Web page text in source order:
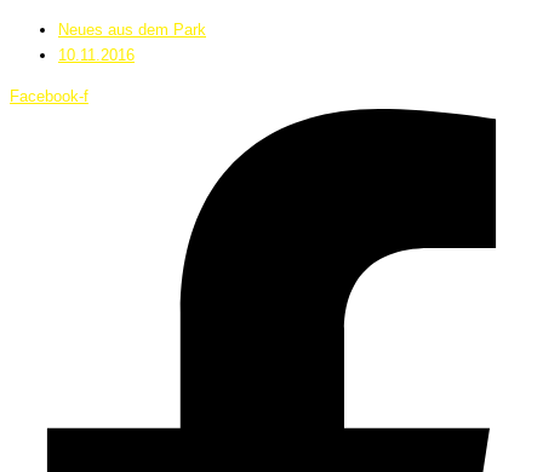
Neues aus dem Park
10.11.2016
Facebook-f